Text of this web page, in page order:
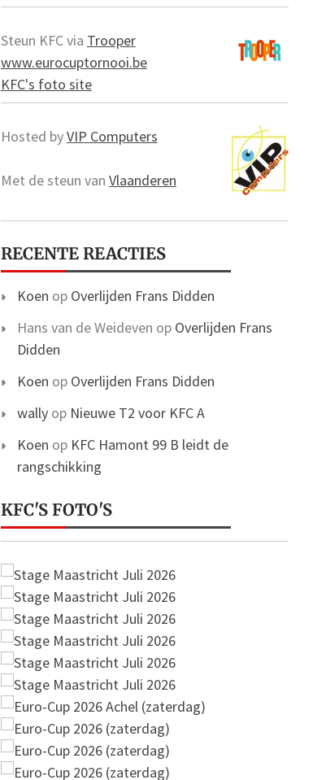
Steun KFC via Trooper
www.eurocuptornooi.be
KFC's foto site
Hosted byVIP Computers
Met de steun van Vlaanderen
RECENTE REACTIES
Koen op Overlijden Frans Didden
Hans van de Weideven op Overlijden Frans
Didden
Koen op Overlijden Frans Didden
wallyop Nieuwe T2 voor KFC A
Koen op KFC Hamont 99 B leidt de
rangschikking
KFC'S FOTO'S